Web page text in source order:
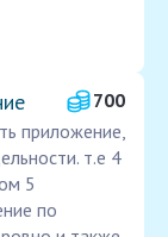
700
приложение,
т.е 4
5
по